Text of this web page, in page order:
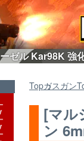
ゼル Kar98K 強
Topガスガン
[マル
ン